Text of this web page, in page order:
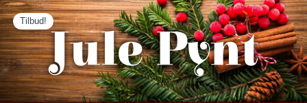
Gå
til
indholdet
Jule Pynt
Tilbud!
Den
oprindelige
pris
var:
299.95kr..
Den
aktuelle
pris
er:
199.95kr..